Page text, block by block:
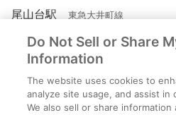
尾山台駅 東急大井町線
世田谷区等々力５-５-７
このページの店舗から 1.5 km
二子新地駅 東急田園都市線 など
川崎市高津区二子２-２-１
Do Not Sell or Share
Information
The website uses cookies to
analyze site usage, and assist
We also sell or share